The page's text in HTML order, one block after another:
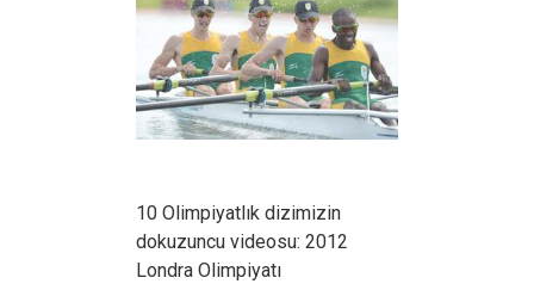
10 Olimpiyatlık dizimizin
dokuzuncu videosu: 2012
Londra Olimpiyatı